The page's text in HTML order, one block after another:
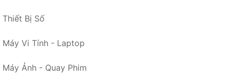
Thiết Bị Số
Máy Vi Tính - Laptop
Máy Ảnh - Quay Phim